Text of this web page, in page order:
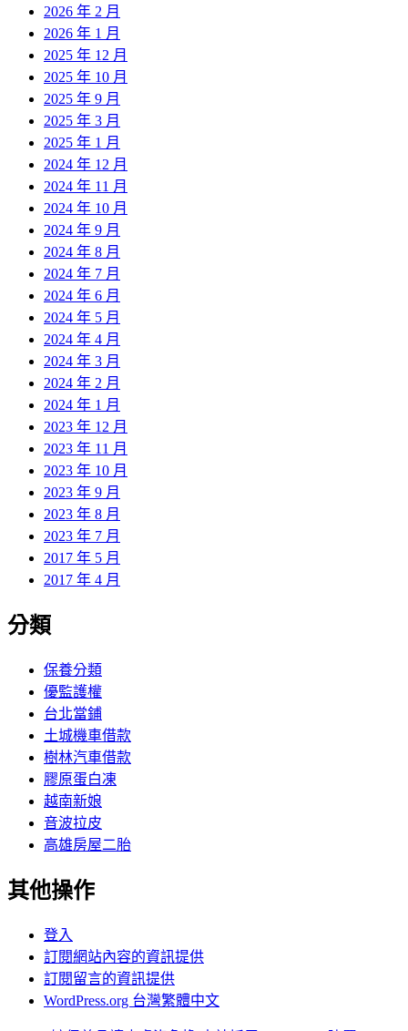
2026 年 2 月
2026 年 1 月
2025 年 12 月
2025 年 10 月
2025 年 9 月
2025 年 3 月
2025 年 1 月
2024 年 12 月
2024 年 11 月
2024 年 10 月
2024 年 9 月
2024 年 8 月
2024 年 7 月
2024 年 6 月
2024 年 5 月
2024 年 4 月
2024 年 3 月
2024 年 2 月
2024 年 1 月
2023 年 12 月
2023 年 11 月
2023 年 10 月
2023 年 9 月
2023 年 8 月
2023 年 7 月
2017 年 5 月
2017 年 4 月
分類
保養分類
優監護權
台北當鋪
土城機車借款
樹林汽車借款
膠原蛋白凍
越南新娘
音波拉皮
高雄房屋二胎
其他操作
登入
訂閱網站內容的資訊提供
訂閱留言的資訊提供
WordPress.org 台灣繁體中文